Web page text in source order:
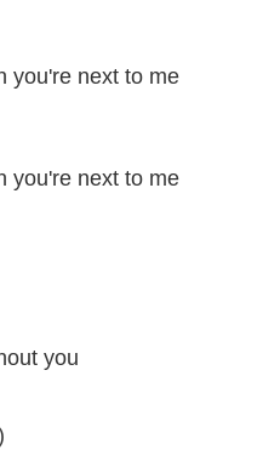
you're next to me
you're next to me
you